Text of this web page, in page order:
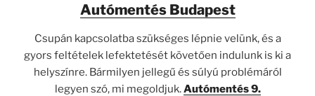
Autómentés Budapest
Csupán kapcsolatba szükséges lépnie velünk, és a
gyors feltételek lefektetését követően indulunk is ki a
helyszínre. Bármilyen jellegű és súlyú problémáról
legyen szó, mi megoldjuk.Autómentés 9.